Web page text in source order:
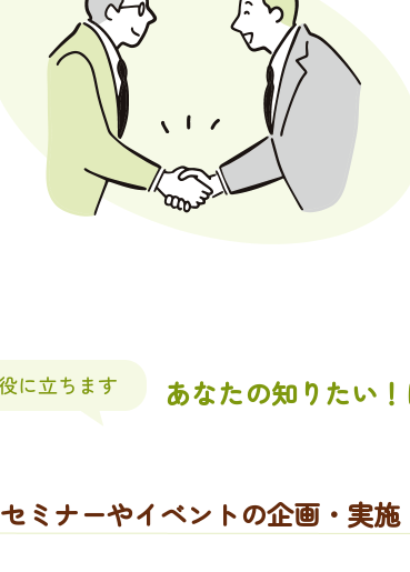
あなたの知りたい
セミナーやイベントの企画・実施